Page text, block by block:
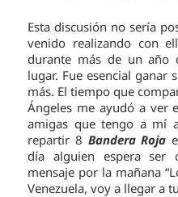
Esta discusión no sería
venido realizando con
durante más de un año
lugar. Fue esencial ganar
más. El tiempo que
Ángeles me ayudó a ver
amigas que tengo a mí
repartir 8 Bandera Roja
día alguien espera ser
mensaje por la mañana
Venezuela, voy a llegar a